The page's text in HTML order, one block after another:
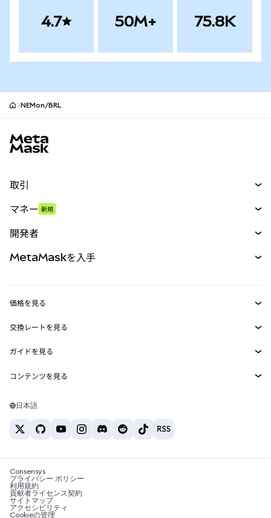
4.7 50M+ 75.8K
NEMon/BRL
取引
パーペチュアル
RWA
マネー 新規
開発者
MetaMask Connect
Snaps
Web3サービス
MetaMaskを入手
セキュリティ
サポート
キャリア
お問い合わせ
価格を見る
イーサリアムの価格
Solanaの価格
Tetherの価格
交換レートを見る
ETH→USD
USDT→INR
BTC→INR
ETH→USDT
ガイドを見る
ETHの購入
USDTの購入
SHIBの購入
BNBの購入
コンテンツを見る
Solanaウォレット
税制関連ニュース
暗号資産の購入方法は？
ビットコインを売るには？
日本語
Consensys
プライバシー ポリシー
利用規約
貢献者ライセンス契約
サイトマップ
アクセシビリティ
Cookieの管理